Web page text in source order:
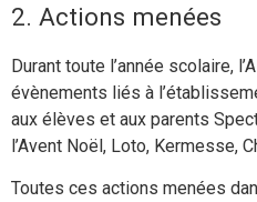
2. Actions menées
Durant toute l’année scolaire,
évènements liés à
aux élèves et aux parents
l’Avent Noël, Loto, Kermesse,
Toutes ces actions menées